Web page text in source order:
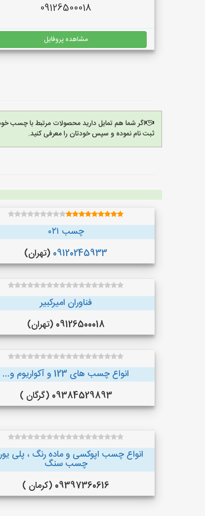
09126500018
مشاهده پروفایل
اگر شما هم تمایل دارید محصولات مرتبط با چسب
ثبت نام نموده و سپس خودتان را معرفی کنید.
چسب ۰۲۱
09120245933 (تهران)
فناوران امیرکبیر
09126500018 (تهران)
انواع چسب های 123 و آکواریوم و...
09384529893 (گرگان )
انواع چسب اپوکسی و ماده رنگ ، پلی
چسب سنگ
09397360616 (کرمان )